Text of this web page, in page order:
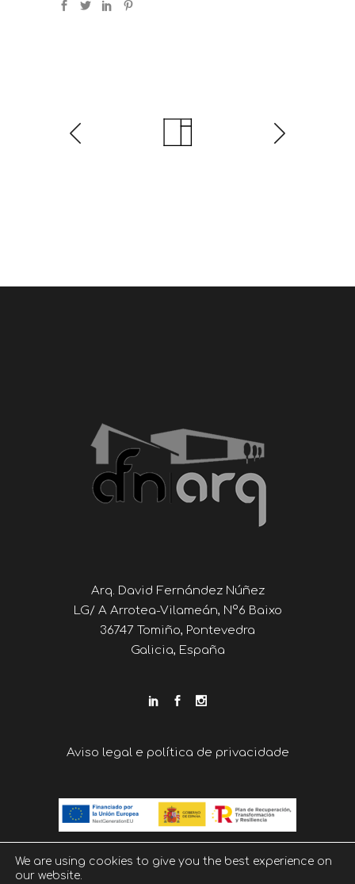
Arq. David Fernández Núñez
LG/ A Arrotea-Vilameán, Nº6 Baixo
36747 Tomiño, Pontevedra
Galicia, España
Aviso legal e política de privacidade
We are using cookies to give you the best experience on
our website.